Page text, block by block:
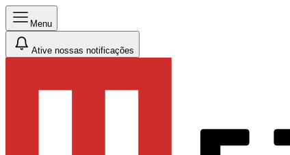
Menu
Ative nossas notificações